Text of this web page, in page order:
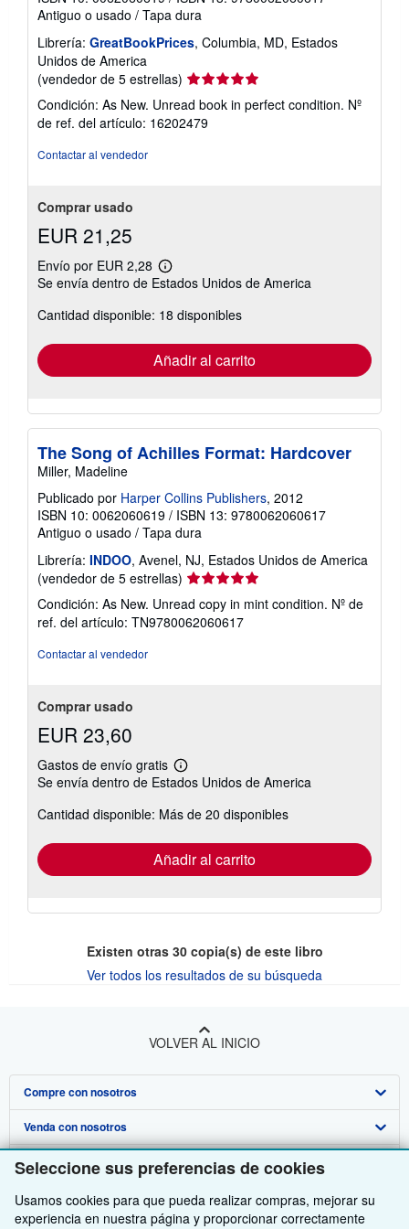
Seleccione sus preferencias de cookies
Usamos cookies para que pueda realizar compras, mejorar su
experiencia en nuestra página y proporcionar correctamente
Antiguo o usado / Tapa dura
Librería: GreatBookPrices, Columbia, MD, Estados
Unidos de America
(vendedor de 5 estrellas) Calificación
del
vendedor:
5
Condición: As New. Unread book in perfect condition. Nº
de ref. del artículo: 16202479
Contactar al vendedor
Comprar usado
EUR 21,25
Envío por EUR 2,28
Más
información
las
tarifas
envío
Se envía dentro de Estados Unidos de America
Cantidad disponible: 18 disponibles
Añadir al carrito
The Song of Achilles Format: Hardcover
Miller, Madeline
Publicado por Harper Collins Publishers, 2012
ISBN 10: 0062060619 / ISBN 13: 9780062060617
Antiguo o usado / Tapa dura
Librería: INDOO, Avenel, NJ, Estados Unidos de America
(vendedor de 5 estrellas) Calificación
del
vendedor:
5
Condición: As New. Unread copy in mint condition. Nº de
ref. del artículo: TN9780062060617
Contactar al vendedor
Comprar usado
EUR 23,60
Gastos de envío gratis
Más
información
las
envío
Se envía dentro de Estados Unidos de America
Cantidad disponible: Más de 20 disponibles
Añadir al carrito
Existen otras 30copia(s) de este libro
Ver todos los resultados de su búsqueda
VOLVER AL INICIO
Compre con nosotros
Búsqueda avanzada
Colecciones
Mi cuenta
Venda con nosotros
Comenzar a vender
Únase a nuestro programa de afiliados
Sobre nosotros
Sobre IberLibro
Obtener Ayuda